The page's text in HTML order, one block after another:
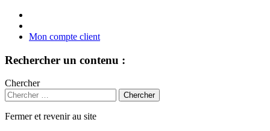
Mon compte client
Rechercher un contenu :
Chercher
Fermer et revenir au site